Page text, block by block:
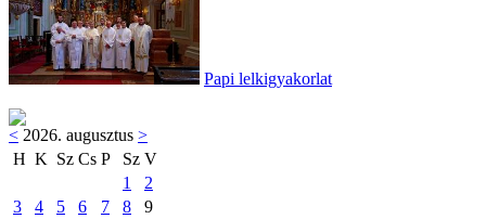
Papi lelkigyakorlat
< 2026. augusztus >
H K Sz Cs P Sz V
1
2
3
4 5 6 7 8
9